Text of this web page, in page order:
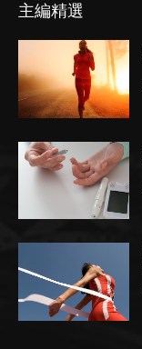
主編精選